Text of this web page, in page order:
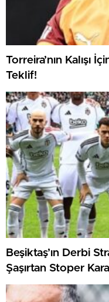
Torreira’nın Kalışı
Teklif!
Beşiktaş’ın Derbi
Şaşırtan Stoper